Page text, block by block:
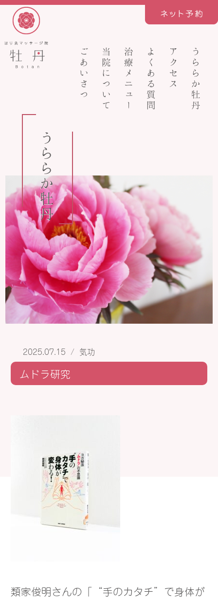
ごあいさつ 当院について 治療メニュー よくある質問 アクセス うららか牡丹
うららか牡丹
2025.07.15 / 気功
ムドラ研究
類家俊明さんの「“手のカタチ”で身体が